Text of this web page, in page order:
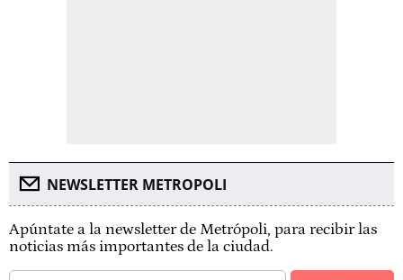
NEWSLETTER METROPOLI
Apúntate a la newsletter de Metrópoli, para recibir las
noticias más importantes de la ciudad.